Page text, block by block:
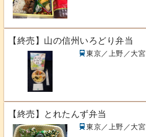
【終売】山の信州いろどり弁当
東京／上野／大宮
【終売】とれたんず弁当
東京／上野／大宮